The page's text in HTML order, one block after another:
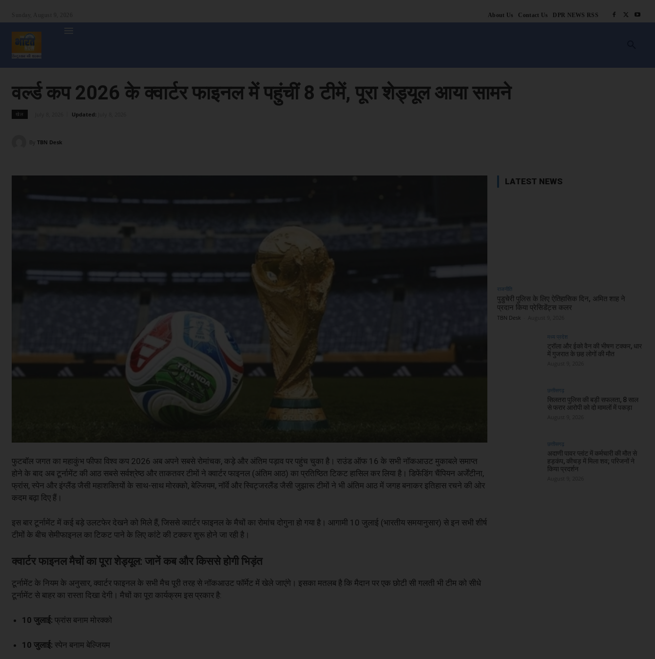
About Us Contact Us DPR NEWS RSS
वर्ल्ड कप 2026 के क्वार्टर फाइनल में पहुंचीं 8 टीमें, पूरा शेड्यूल आया सामने
खेल Updated:
By TBN Desk
फुटबॉल जगत का महाकुंभ फीफा विश्व कप 2026 अब अपने सबसे रोमांचक, कड़े और अंतिम पड़ाव पर पहुंच चुका है। राउंड ऑफ 16 के सभी नॉकआउट मुकाबले समाप्त
होने के बाद अब टूर्नामेंट की आठ सबसे सर्वश्रेष्ठ और ताकतवर टीमों ने क्वार्टर फाइनल (अंतिम आठ) का प्रतिष्ठित टिकट हासिल कर लिया है। डिफेंडिंग चैंपियन अर्जेंटीना,
फ्रांस, स्पेन और इंग्लैंड जैसी महाशक्तियों के साथ-साथ मोरक्को, बेल्जियम, नॉर्वे और स्विट्जरलैंड जैसी जुझारू टीमों ने भी अंतिम आठ में जगह बनाकर इतिहास रचने की ओर
कदम बढ़ा दिए हैं।
इस बार टूर्नामेंट में कई बड़े उलटफेर देखने को मिले हैं, जिससे क्वार्टर फाइनल के मैचों का रोमांच दोगुना हो गया है। आगामी 10 जुलाई (भारतीय समयानुसार) से इन सभी शीर्ष
टीमों के बीच सेमीफाइनल का टिकट पाने के लिए कांटे की टक्कर शुरू होने जा रही है।
क्वार्टर फाइनल मैचों का पूरा शेड्यूल: जानें कब और किससे होगी भिड़ंत
टूर्नामेंट के नियम के अनुसार, क्वार्टर फाइनल के सभी मैच पूरी तरह से नॉकआउट फॉर्मेट में खेले जाएंगे। इसका मतलब है कि मैदान पर एक छोटी सी गलती भी टीम को सीधे
टूर्नामेंट से बाहर का रास्ता दिखा देगी। मैचों का पूरा कार्यक्रम इस प्रकार है:
10 जुलाई: फ्रांस बनाम मोरक्को
10 जुलाई: स्पेन बनाम बेल्जियम
LATEST NEWS
राजनीति
पुडुचेरी पुलिस के लिए ऐतिहासिक दिन, अमित शाह ने
प्रदान किया प्रेसिडेंट्स कलर
TBN Desk
मध्य प्रदेश
ट्रॉला और ईको वैन की भीषण टक्कर, धार
में गुजरात के छह लोगों की मौत
छत्तीसगढ़
सिलतरा पुलिस की बड़ी सफलता, 8 साल
से फरार आरोपी को दो मामलों में पकड़ा
छत्तीसगढ़
अदाणी पावर प्लांट में कर्मचारी की मौत से
हड़कंप, कीचड़ में मिला शव; परिजनों ने
किया प्रदर्शन